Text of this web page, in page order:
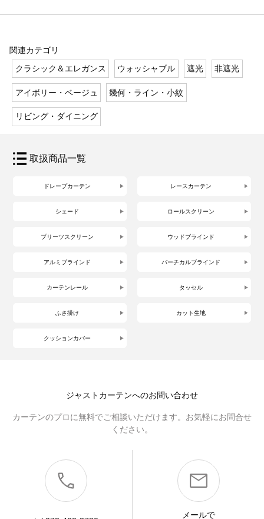
関連カテゴリ
クラシック＆エレガンス
ウォッシャブル 遮光 非遮光
アイボリー・ベージュ 幾何・ライン・小紋
リビング・ダイニング
取扱商品一覧
ドレープカーテン レースカーテン
シェード ロールスクリーン
プリーツスクリーン ウッドブラインド
アルミブラインド バーチカルブラインド
カーテンレール タッセル
ふさ掛け カット生地
クッションカバー
ジャストカーテンへのお問い合わせ
カーテンのプロに無料でご相談いただけます。お気軽にお問合せ
ください。
メールで